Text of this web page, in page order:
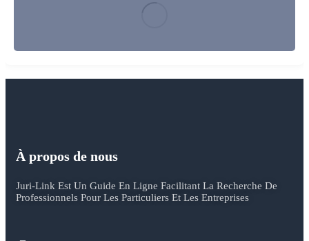
À propos de nous
Juri-Link Est Un Guide En Ligne Facilitant La Recherche De
Professionnels Pour Les Particuliers Et Les Entreprises